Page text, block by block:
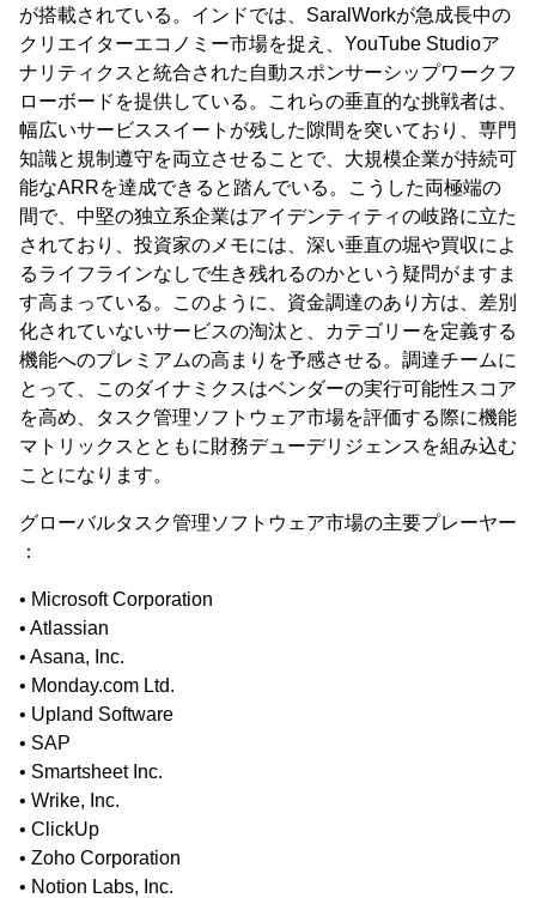
が搭載されている。インドでは、SaralWorkが急成長中の
クリエイターエコノミー市場を捉え、YouTube Studioア
ナリティクスと統合された自動スポンサーシップワークフ
ローボードを提供している。これらの垂直的な挑戦者は、
幅広いサービススイートが残した隙間を突いており、専門
知識と規制遵守を両立させることで、大規模企業が持続可
能なARRを達成できると踏んでいる。こうした両極端の
間で、中堅の独立系企業はアイデンティティの岐路に立た
されており、投資家のメモには、深い垂直の堀や買収によ
るライフラインなしで生き残れるのかという疑問がますま
す高まっている。このように、資金調達のあり方は、差別
化されていないサービスの淘汰と、カテゴリーを定義する
機能へのプレミアムの高まりを予感させる。調達チームに
とって、このダイナミクスはベンダーの実行可能性スコア
を高め、タスク管理ソフトウェア市場を評価する際に機能
マトリックスとともに財務デューデリジェンスを組み込む
ことになります。
グローバルタスク管理ソフトウェア市場の主要プレーヤー
：
• Microsoft Corporation
• Atlassian
• Asana, Inc.
• Monday.com Ltd.
• Upland Software
• SAP
• Smartsheet Inc.
• Wrike, Inc.
• ClickUp
• Zoho Corporation
• Notion Labs, Inc.